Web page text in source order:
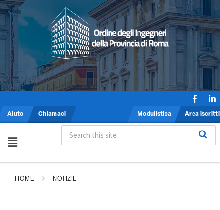
Aiuto Chiamaci Modulistica Area iscritti
HOME NOTIZIE